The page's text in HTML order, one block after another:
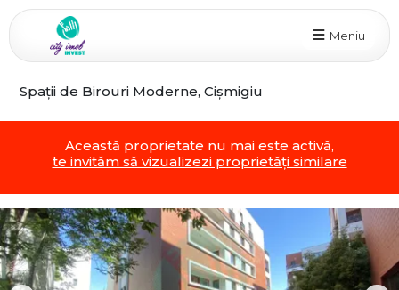
Meniu
Spații de Birouri Moderne, Cișmigiu
Această proprietate nu mai este activă,
te invităm să vizualizezi proprietăți similare